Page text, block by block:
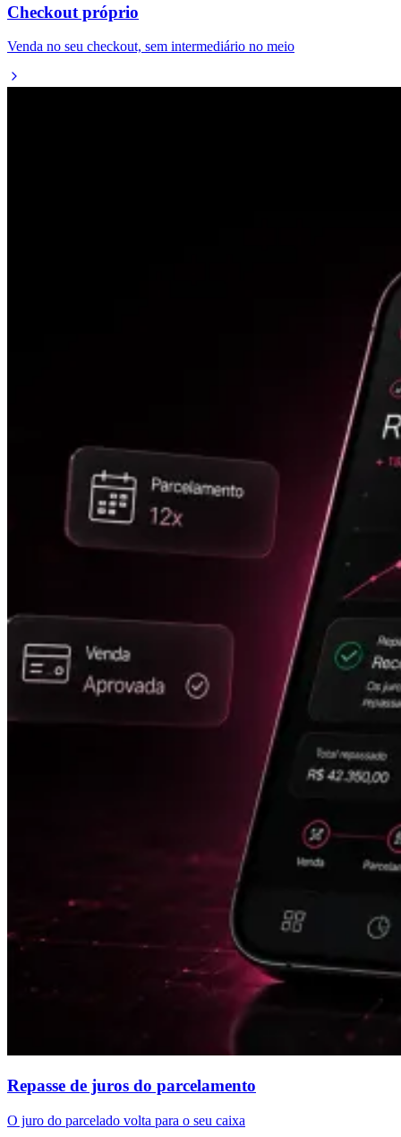
Checkout próprio
Venda no seu checkout, sem intermediário no meio
Repasse de juros do parcelamento
O juro do parcelado volta para o seu caixa